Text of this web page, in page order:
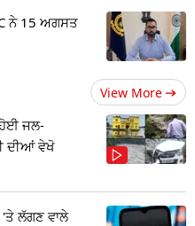
ਨੇ 15 ਅਗਸਤ
View More
ਹੋਈ ਜਲ-
ਦੀਆਂ ਵੇਖੋ
'ਤੇ ਲੱਗਣ ਵਾਲੇ